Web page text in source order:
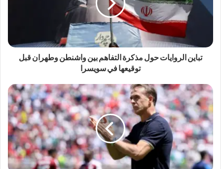
تباين الروايات حول مذكرة التفاهم بين واشنطن وطهران قبل
توقيعها في سويسرا